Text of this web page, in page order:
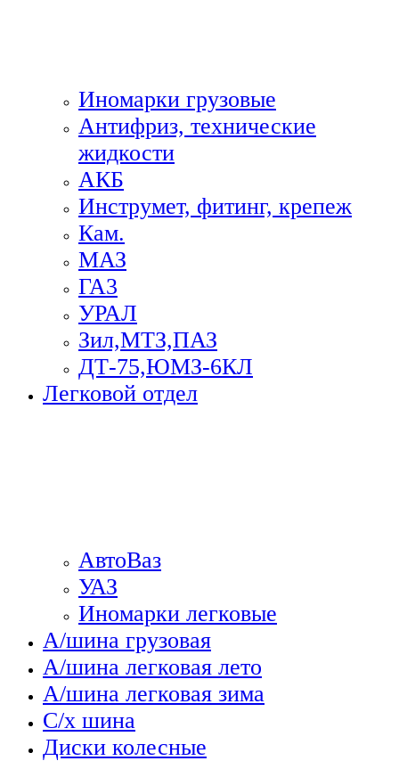
Иномарки грузовые
Антифриз, технические
жидкости
АКБ
Инструмет, фитинг, крепеж
Кам.
МАЗ
ГА3
УРАЛ
Зил,МТЗ,ПАЗ
ДТ-75,ЮМЗ-6КЛ
Легковой отдел
АвтоВаз
УАЗ
Иномарки легковые
А/шина грузовая
А/шина легковая лето
А/шина легковая зима
С/х шина
Диски колесные